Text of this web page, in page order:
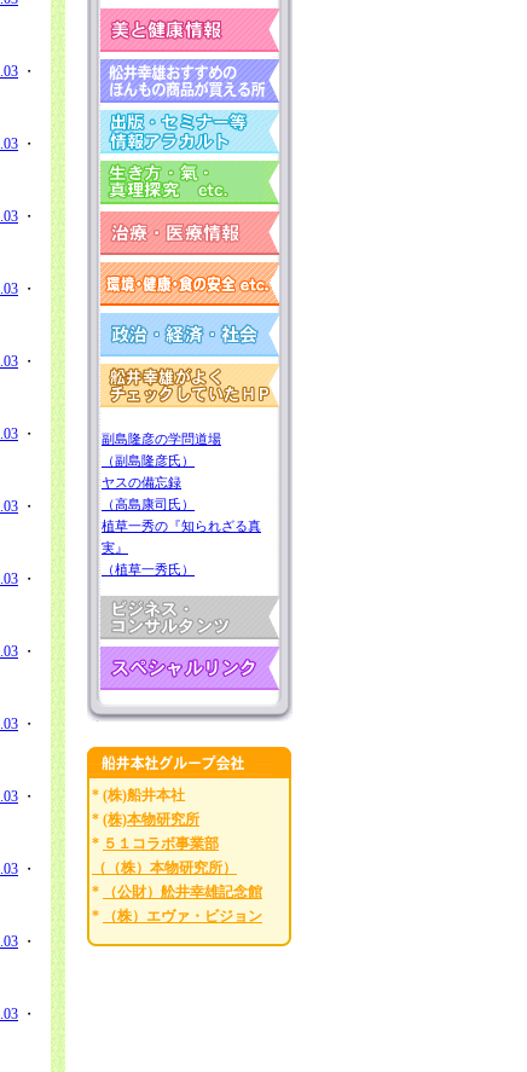
・
・
・
・
・
・
・
・
・
・
・
・
・
・
副島隆彦の学問道場
（副島隆彦氏）
ヤスの備忘録
（高島康司氏）
植草一秀の『知られざる真
実』
（植草一秀氏）
* (株)船井本社
* (株)本物研究所
* ５１コラボ事業部
（（株）本物研究所）
*
（公財）舩井幸雄記念館
*
（株）エヴァ・ビジョン